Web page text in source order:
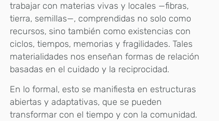
trabajar con materias vivas y locales —fibras,
tierra, semillas—, comprendidas no solo como
recursos, sino también como existencias con
ciclos, tiempos, memorias y fragilidades. Tales
materialidades nos enseñan formas de relación
basadas en el cuidado y la reciprocidad.
En lo formal, esto se manifiesta en estructuras
abiertas y adaptativas, que se pueden
transformar con el tiempo y con la comunidad.